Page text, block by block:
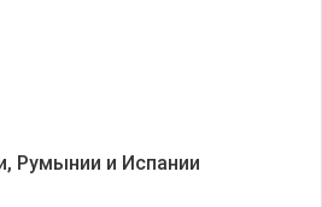
Румынии и Испании